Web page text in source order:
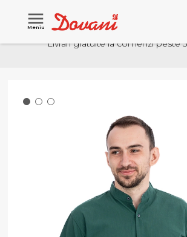
Meniu
Livrari gratuite la comenzi peste